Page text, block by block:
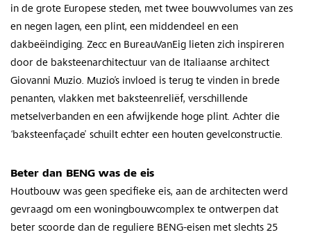
in de grote Europese steden, met twee bouwvolumes van zes
en negen lagen, een plint, een middendeel en een
dakbeëindiging. Zecc en BureauVanEig lieten zich inspireren
door de baksteenarchitectuur van de Italiaanse architect
Giovanni Muzio. Muzio’s invloed is terug te vinden in brede
penanten, vlakken met baksteenreliëf, verschillende
metselverbanden en een afwijkende hoge plint. Achter die
‘baksteenfaçade’ schuilt echter een houten gevelconstructie.
Beter dan BENG was de eis
Houtbouw was geen specifieke eis, aan de architecten werd
gevraagd om een woningbouwcomplex te ontwerpen dat
beter scoorde dan de reguliere BENG-eisen met slechts 25